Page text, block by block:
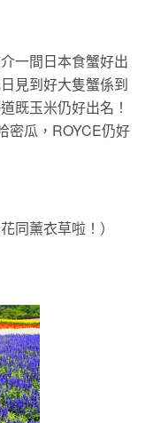
一間日本食蟹好出
見到好大隻蟹係到
既玉米仍好出名！
密瓜，ROYCE仍好
同薰衣草啦！）